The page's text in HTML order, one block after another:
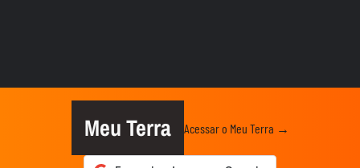
Motorista de ônibus é retirado à força de
Meu Terra Acessar o Meu Terra →